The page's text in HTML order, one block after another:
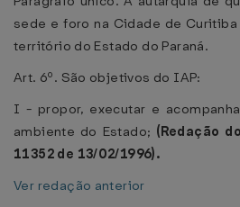
sede e foro na Cidade de
território do Estado do Paraná.
Art. 6º. São objetivos do IAP:
I - propor, executar e
ambiente do Estado; (Redação
11352 de 13/02/1996).
Ver redação anterior